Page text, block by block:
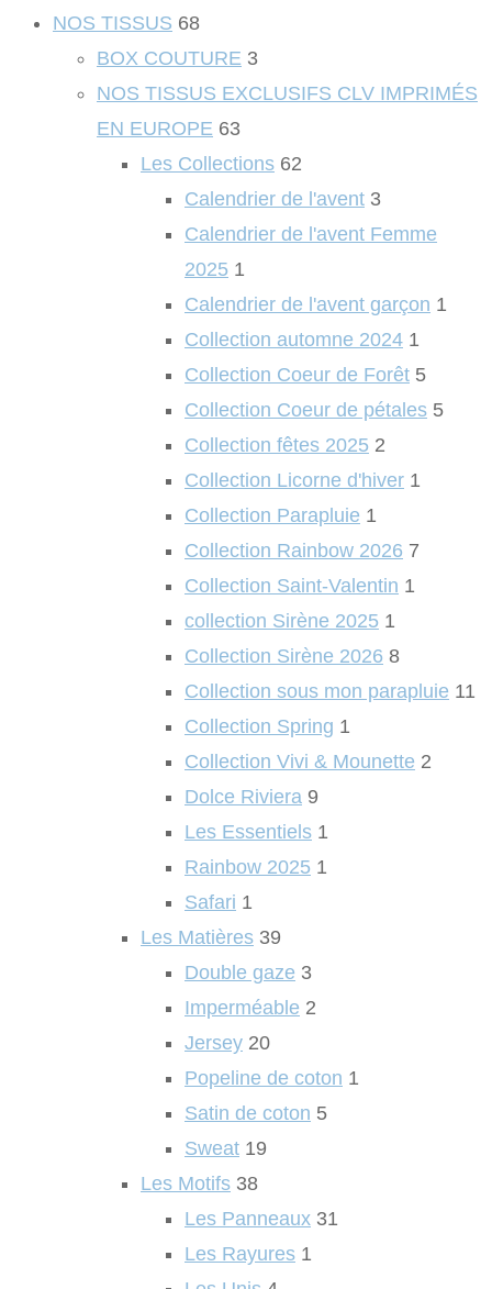
NOS TISSUS 68
BOX COUTURE 3
NOS TISSUS EXCLUSIFS CLV IMPRIMÉS
EN EUROPE 63
Les Collections 62
Calendrier de l'avent 3
Calendrier de l'avent Femme
2025 1
Calendrier de l'avent garçon 1
Collection automne 2024 1
Collection Coeur de Forêt 5
Collection Coeur de pétales 5
Collection fêtes 2025 2
Collection Licorne d'hiver 1
Collection Parapluie 1
Collection Rainbow 2026 7
Collection Saint-Valentin 1
collection Sirène 2025 1
Collection Sirène 2026 8
Collection sous mon parapluie 11
Collection Spring 1
Collection Vivi & Mounette 2
Dolce Riviera 9
Les Essentiels 1
Rainbow 2025 1
Safari 1
Les Matières 39
Double gaze 3
Imperméable 2
Jersey 20
Popeline de coton 1
Satin de coton 5
Sweat 19
Les Motifs 38
Les Panneaux 31
Les Rayures 1